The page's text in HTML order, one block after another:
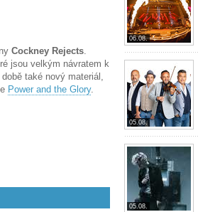
Cockney Rejects.
jsou velkým návratem k
také nový materiál,
Power and the Glory.
06.08.
05.08.
05.08.